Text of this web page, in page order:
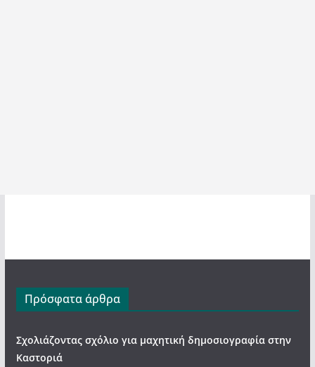
Πρόσφατα άρθρα
Σχολιάζοντας σχόλιο για μαχητική δημοσιογραφία στην
Καστοριά